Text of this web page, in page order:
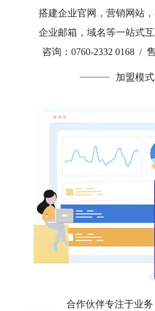
搭建企业官网，营销网站
企业邮箱，域名等一站式
咨询：0760-2332 0168 /
加盟模式
合作伙伴专注于业务